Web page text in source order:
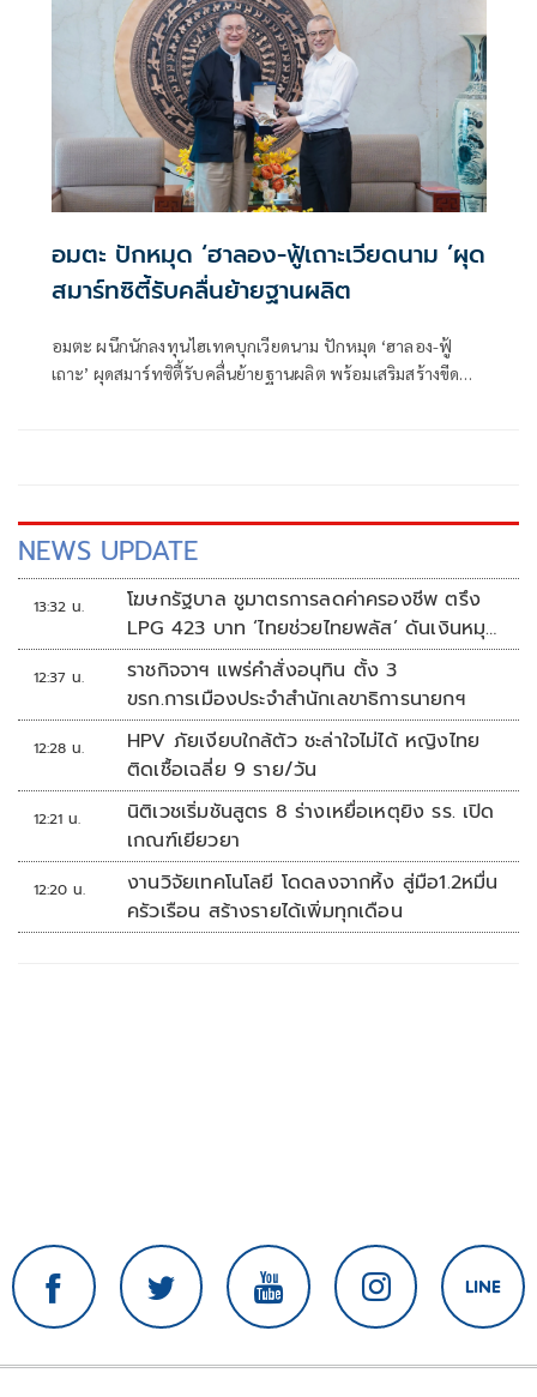
อมตะ ปักหมุด ‘ฮาลอง-ฟู้เถาะเวียดนาม ’ผุด
สมาร์ทซิตี้รับคลื่นย้ายฐานผลิต
อมตะ ผนึกนักลงทุนไฮเทคบุกเวียดนาม ปักหมุด ‘ฮาลอง-ฟู้
เถาะ’ ผุดสมาร์ทซิตี้รับคลื่นย้ายฐานผลิต พร้อมเสริมสร้างขีด
NEWS UPDATE
13:32 น.
โฆษกรัฐบาล ชูมาตรการลดค่าครองชีพ ตรึง
LPG 423 บาท ‘ไทยช่วยไทยพลัส’ ดันเงินหมุน
แสนล้าน
12:37 น.
ราชกิจจาฯ แพร่คำสั่งอนุทิน ตั้ง 3
ขรก.การเมืองประจำสำนักเลขาธิการนายกฯ
12:28 น.
HPV ภัยเงียบใกล้ตัว ชะล่าใจไม่ได้ หญิงไทย
ติดเชื้อเฉลี่ย 9 ราย/วัน
12:21 น.
นิติเวชเริ่มชันสูตร 8 ร่างเหยื่อเหตุยิง รร. เปิด
เกณฑ์เยียวยา
12:20 น.
งานวิจัยเทคโนโลยี โดดลงจากหิ้ง สู่มือ1.2หมื่น
ครัวเรือน สร้างรายได้เพิ่มทุกเดือน